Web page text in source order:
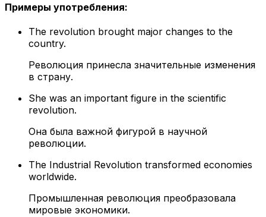
Примеры употребления:
The revolution brought major changes to the
country.
Революция принесла значительные изменения
в страну.
She was an important figure in the scientific
revolution.
Она была важной фигурой в научной
революции.
The Industrial Revolution transformed economies
worldwide.
Промышленная революция преобразовала
мировые экономики.